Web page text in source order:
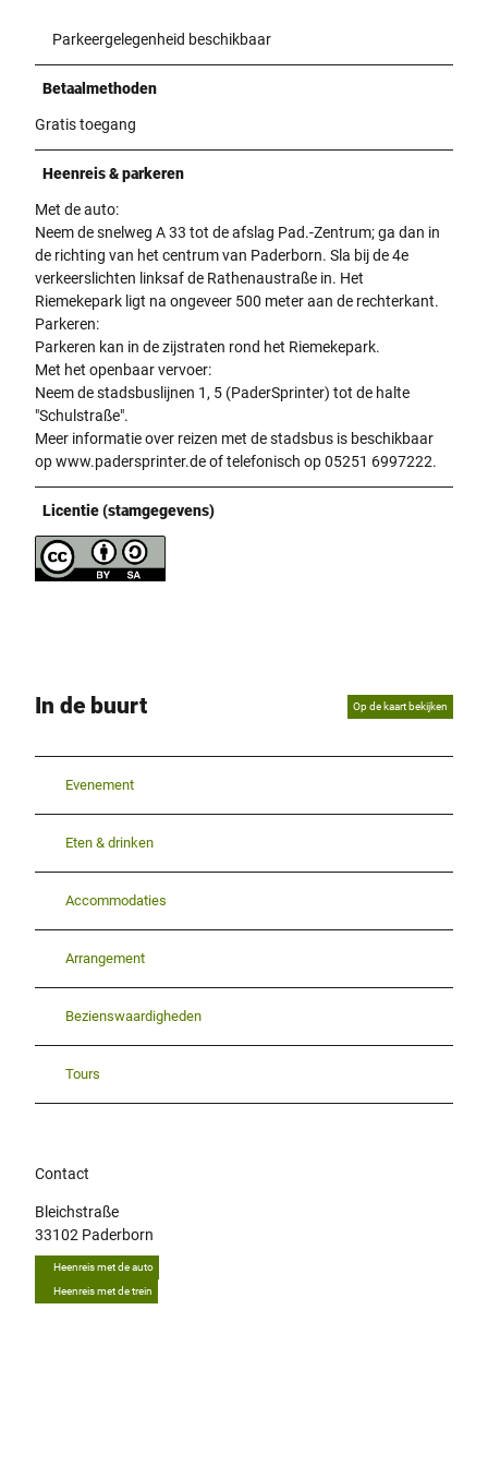
Parkeergelegenheid beschikbaar
Betaalmethoden
Gratis toegang
Heenreis & parkeren
Met de auto:
Neem de snelweg A 33 tot de afslag Pad.-Zentrum; ga dan in
de richting van het centrum van Paderborn. Sla bij de 4e
verkeerslichten linksaf de Rathenaustraße in. Het
Riemekepark ligt na ongeveer 500 meter aan de rechterkant.
Parkeren:
Parkeren kan in de zijstraten rond het Riemekepark.
Met het openbaar vervoer:
Neem de stadsbuslijnen 1, 5 (PaderSprinter) tot de halte
"Schulstraße".
Meer informatie over reizen met de stadsbus is beschikbaar
op www.padersprinter.de of telefonisch op 05251 6997222.
Licentie (stamgegevens)
In de buurt Op de kaart bekijken
Evenement
Eten & drinken
Accommodaties
Arrangement
Bezienswaardigheden
Tours
Contact
Bleichstraße
33102 Paderborn
Heenreis met de auto
Heenreis met de trein